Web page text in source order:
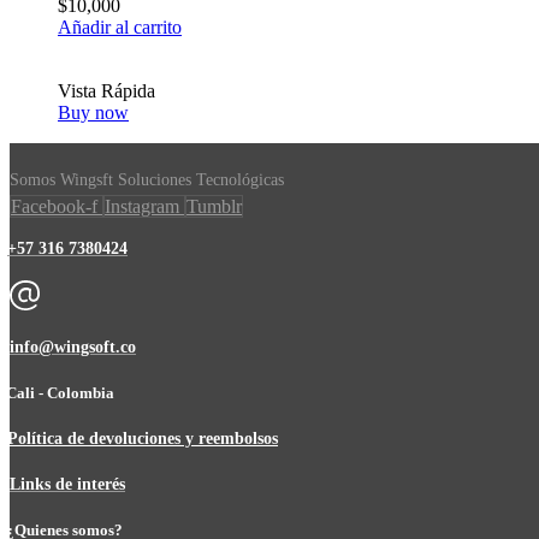
$10,000
Añadir al carrito
Vista Rápida
Buy now
Somos Wingsft Soluciones Tecnológicas
Facebook-f Instagram Tumblr
+57 316 7380424
info@wingsoft.co
Cali - Colombia
Política de devoluciones y reembolsos
Links de interés
¿Quienes somos?